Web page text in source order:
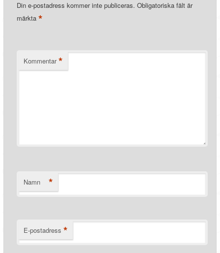
Din e-postadress kommer inte publiceras. Obligatoriska fält är
märkta*
Kommentar *
Namn *
E-postadress *